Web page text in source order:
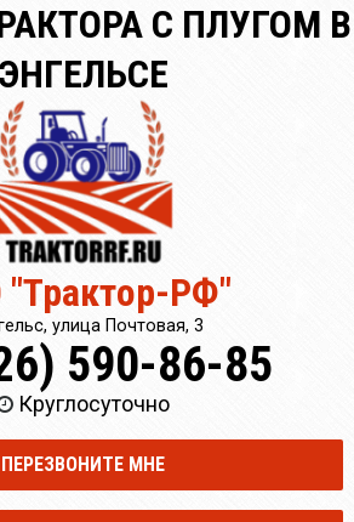
С ПЛУГОМ В
ЭНГЕЛЬСЕ
РФ"
улица Почтовая, 3
590-86-85
Круглосуточно
ПЕРЕЗВОНИТЕ МНЕ